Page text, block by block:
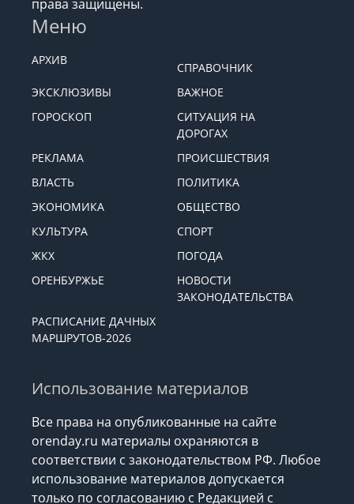
права защищены.
Меню
АРХИВ
СПРАВОЧНИК
ЭКСКЛЮЗИВЫ
ВАЖНОЕ
ГОРОСКОП
СИТУАЦИЯ НА
ДОРОГАХ
РЕКЛАМА
ПРОИСШЕСТВИЯ
ВЛАСТЬ
ПОЛИТИКА
ЭКОНОМИКА
ОБЩЕСТВО
КУЛЬТУРА
СПОРТ
ЖКХ
ПОГОДА
ОРЕНБУРЖЬЕ
НОВОСТИ
ЗАКОНОДАТЕЛЬСТВА
РАСПИСАНИЕ ДАЧНЫХ
МАРШРУТОВ-2026
Использование материалов
Все права на опубликованные на сайте
orenday.ru материалы охраняются в
соответствии с законодательством РФ. Любое
использование материалов допускается
только по согласованию с Редакцией с